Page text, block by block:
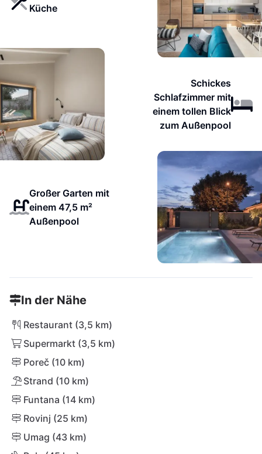
Küche
Schickes
Schlafzimmer mit
einem tollen Blick
zum Außenpool
Großer Garten mit
einem 47,5 m²
Außenpool
In der Nähe
Restaurant (3,5 km)
Supermarkt (3,5 km)
Poreč (10 km)
Strand (10 km)
Funtana (14 km)
Rovinj (25 km)
Umag (43 km)